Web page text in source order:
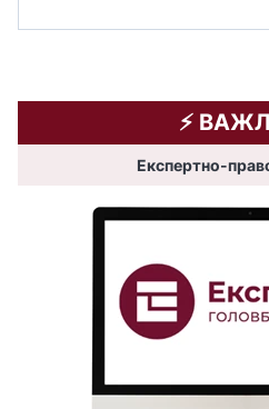
⚡️
Експертно-